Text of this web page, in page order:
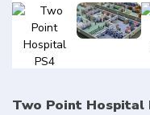
Two Point Hospital